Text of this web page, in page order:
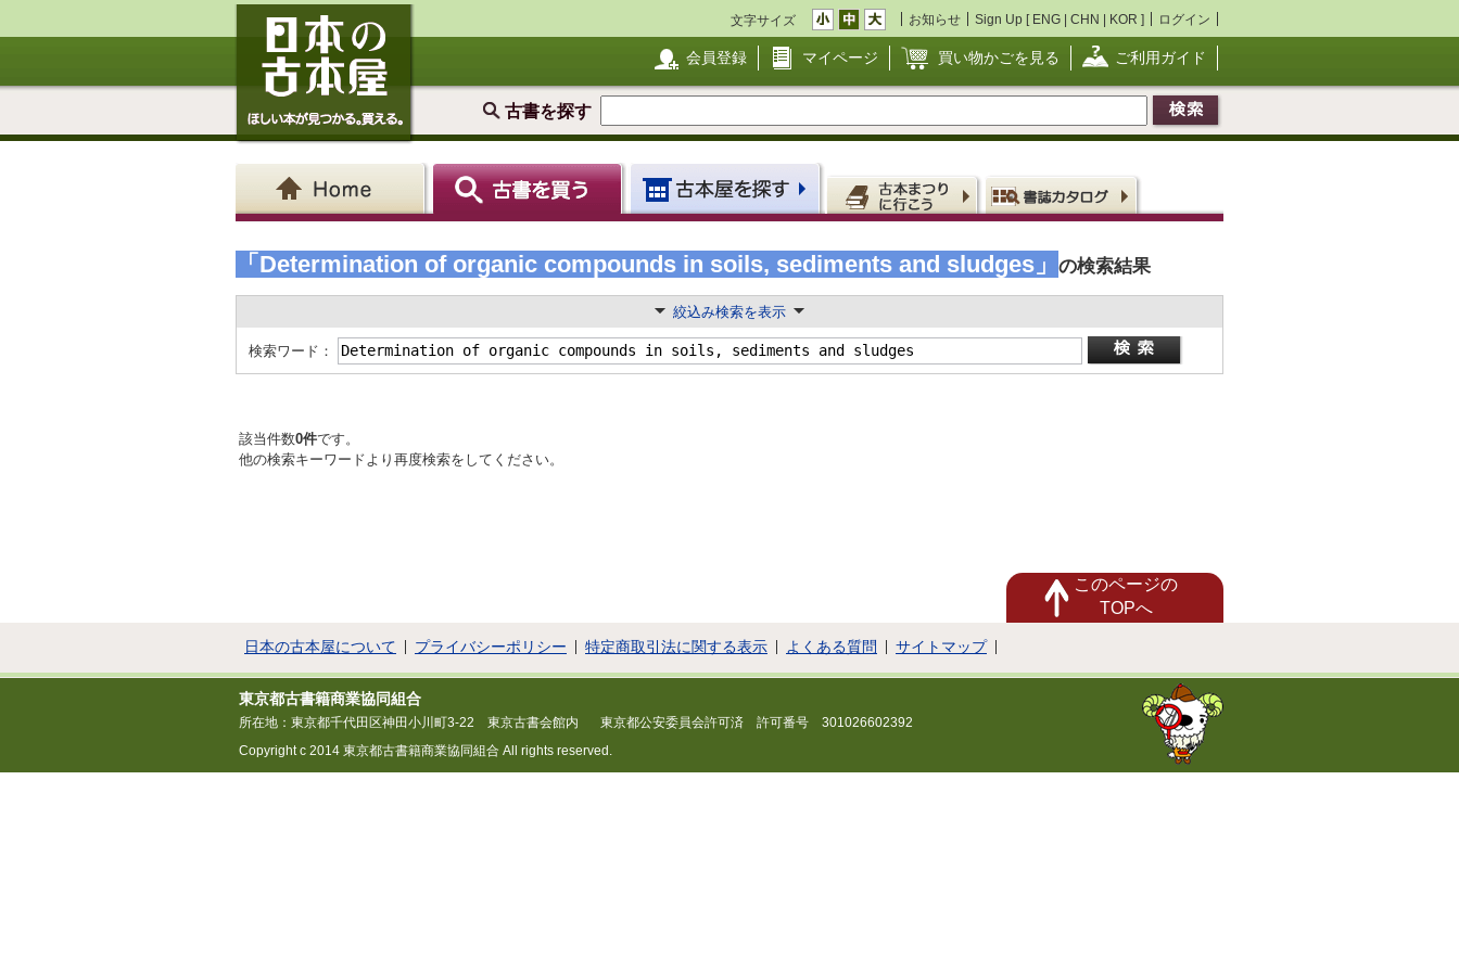
文字サイズ お知らせ Sign Up [ ENG | CHN | KOR ] ログイン
会員登録 マイページ 買い物かごを見る ご利用ガイド
古書を探す
「Determination of organic compounds in soils, sediments and sludges」 の検索結果
絞込み検索を表示
検索ワード：
該当件数0件です。
他の検索キーワードより再度検索をしてください。
このページの
TOPへ
日本の古本屋について プライバシーポリシー 特定商取引法に関する表示 よくある質問 サイトマップ
東京都古書籍商業協同組合
所在地：東京都千代田区神田小川町3-22 東京古書会館内
東京都公安委員会許可済 許可番号 301026602392
Copyright c 2014 東京都古書籍商業協同組合 All rights reserved.